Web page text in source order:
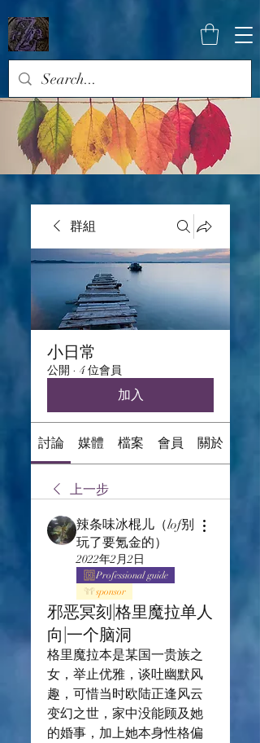
群組
小日常
公開 · 4 位會員
加入
討論 媒體 檔案 會員 關於
上一步
辣条味冰棍儿（lof别
玩了要氪金的）
2022年2月2日
Professional guide
sponsor
邪恶冥刻|格里魔拉单人
向|一个脑洞
格里魔拉本是某国一贵族之
女，举止优雅，谈吐幽默风
趣，可惜当时欧陆正逢风云
变幻之世，家中没能顾及她
的婚事，加上她本身性格偏